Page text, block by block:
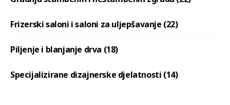
Frizerski saloni i saloni za uljepšavanje (22)
Piljenje i blanjanje drva (18)
Specijalizirane dizajnerske djelatnosti (14)